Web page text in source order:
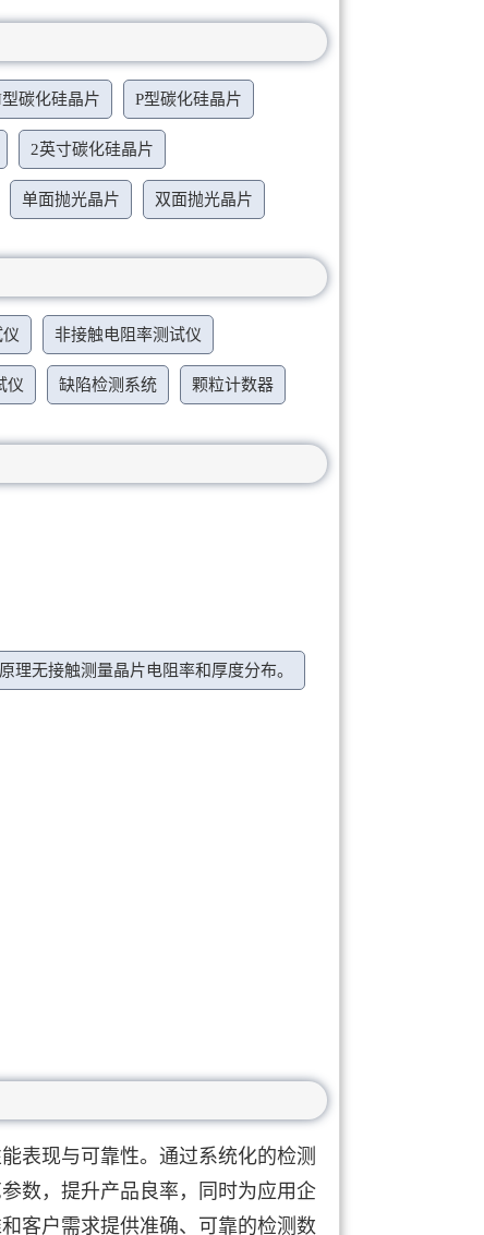
碳化硅晶片 P型碳化硅晶片
2英寸碳化硅晶片
单面抛光晶片 双面抛光晶片
非接触电阻率测试仪
仪 缺陷检测系统 颗粒计数器
理无接触测量晶片电阻率和厚度分布。
表现与可靠性。通过系统化的检测
数，提升产品良率，同时为应用企
客户需求提供准确、可靠的检测数